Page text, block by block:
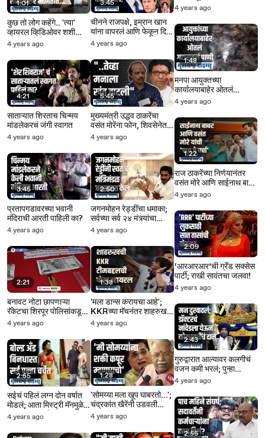
1:01
कुछ तो लोग कहेंगे.. 'त्या'
व्हायरल व्हिडिओवर शशी
थरुर यांनी दिलं स्पष्टीकरण
4 years ago
4:21
साताऱ्यात शिरताच चिन्मय
मांडलेकरचं जंगी स्वागत
4 years ago
3:45
प्रतापगडावरच्या भवानी
मंदिराची आरती पाहिली का?
4 years ago
2:21
बनावट नोटा छापणाऱ्या
रॅकेटचा शिरपूर पोलिसांकडून
पर्दाफाश
4 years ago
2:55
सईचं पहिलं लग्न दोन वर्षात
मोडलं; आता मिस्ट्री मॅनमुळे
तिची पुन्हा चर्चाय
4 years ago
3:45
चीनने राजपक्षे, इम्रान खान
यांना वापरलं आणि फेकून दिलं;
आता दोघांनाही मोदी
4 years ago
5:45
मुख्यमंत्री उद्धव ठाकरेंचा
वसंत मोरेंना फोन, शिवसेनेत
प्रवेश करणार?
4 years ago
2:50
जगनमोहन रेड्डींचा धमाका;
सर्वच्या सर्व २४ मंत्र्यांचा
राजीनामा घेतला; जनतेला
4 years ago
1:38
'मला डान्स करायचा आहे';
KKRच्या मॅचनंतर शाहरुखची
पोस्ट व्हायरल
4 years ago
1:28
'सोमय्या मला खूप घाबरतो...';
चंद्रकांत खैरेंनी उडवली
सोमय्यांची खिल्ली
4 years ago
अजित पवार
4 years ago
1:48
मनपा आयुक्तच्या
कार्यालयाबाहेर ओतलं
गटारातलं पाणी
4 years ago
1:22
राज ठाकरेंच्या निर्णयानंतर
वसंत मोरे आणि साईनाथ बाबर
जेव्हा आमनेसामने
4 years ago
2:09
‘आरआरआर’ची ग्रँड सक्सेस
पार्टी; राखी सावंतचा जलवा!
4 years ago
2:43
गुरुद्वारात आल्यावर कलगीचं
वजन कमी भरलं; पुन्हा
पंजाबला गेला, साडे चार
4 years ago
2:55